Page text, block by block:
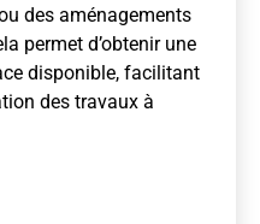
des aménagements
permet d’obtenir une
disponible, facilitant
des travaux à